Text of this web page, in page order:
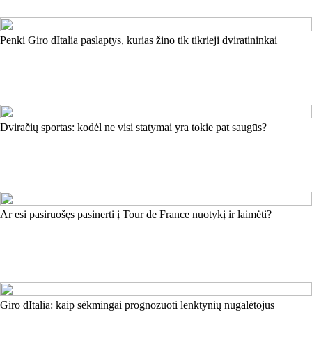
Penki Giro dItalia paslaptys, kurias žino tik tikrieji dviratininkai
Dviračių sportas: kodėl ne visi statymai yra tokie pat saugūs?
Ar esi pasiruošęs pasinerti į Tour de France nuotykį ir laimėti?
Giro dItalia: kaip sėkmingai prognozuoti lenktynių nugalėtojus